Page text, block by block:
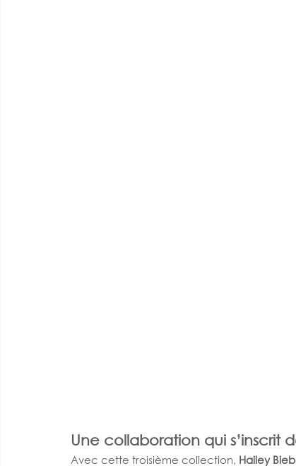
Une collaboration qui s’inscrit
Avec cette troisième collection, Hailey